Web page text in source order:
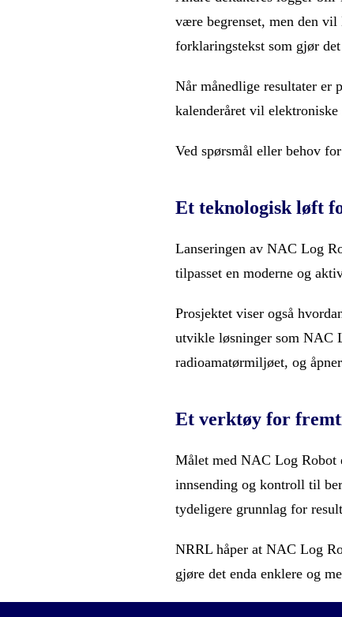
være begrenset, men den
forklaringstekst som gjør
Når månedlige resultater er
kalenderåret vil
Ved spørsmål eller behov
Et teknologisk løft
Lanseringen av NAC Log
tilpasset en moderne og
Prosjektet viser også
utvikle løsninger som NAC
radioamatørmiljøet, og
Et verktøy for
Målet med NAC Log Robot
innsending og kontroll til
tydeligere grunnlag for
NRRL håper at NAC Log
gjøre det enda enklere og